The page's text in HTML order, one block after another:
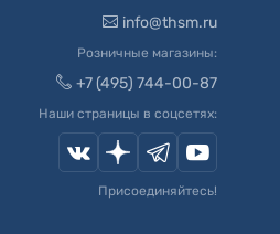
info@thsm.ru
Розничные магазины:
+7 (495) 744-00-87
Наши страницы в соцсетях:
Присоединяйтесь!